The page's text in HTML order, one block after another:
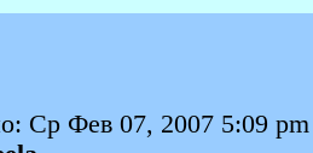
Ср Фев 07, 2007 5:09 pm